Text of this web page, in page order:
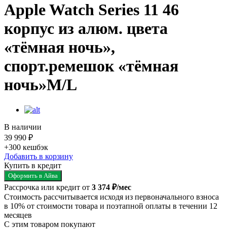
Apple Watch Series 11 46
корпус из алюм. цвета
«тёмная ночь»,
спорт.ремешок «тёмная
ночь»M/L
В наличии
39 990 ₽
+300 кешбэк
Добавить в корзину
Купить в кредит
Оформить в Айва
Рассрочка или кредит от 3 374 ₽/мес
Стоимость рассчитывается исходя из первоначального взноса
в 10% от стоимости товара и поэтапной оплаты в течении 12
месяцев
С этим товаром покупают